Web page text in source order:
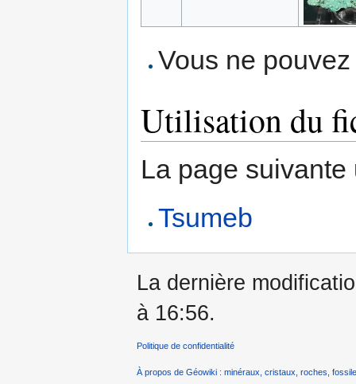
Vous ne
Utilisation du
La page
Tsumeb
La dernière
à 16:56.
Politique de confidentialité
À propos de Géowiki : minéraux, cristaux, roches,